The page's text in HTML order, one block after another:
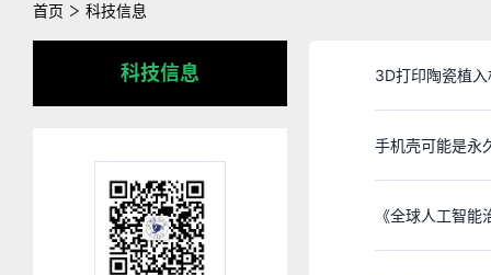
首页 科技信息
科技信息 3D打印陶瓷植
手机壳可能是永
《全球人工智